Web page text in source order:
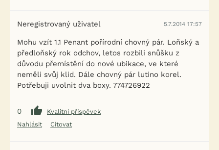
Neregistrovaný uživatel 5.7.2014 17:57
Mohu vzít 1.1 Penant pořírodní chovný pár. Loňský a
předloňský rok odchov, letos rozbili snůšku z
důvodu přemístění do nové ubikace, ve které
neměli svůj klid. Dále chovný pár lutino korel.
Potřebuji uvolnit dva boxy. 774726922
0
Kvalitní příspěvek
Nahlásit
Citovat